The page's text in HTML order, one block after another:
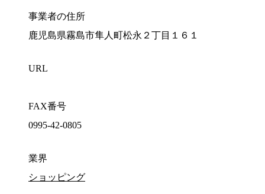
事業者の住所
鹿児島県霧島市隼人町松永２丁目１６１
URL
FAX番号
0995-42-0805
業界
ショッピング